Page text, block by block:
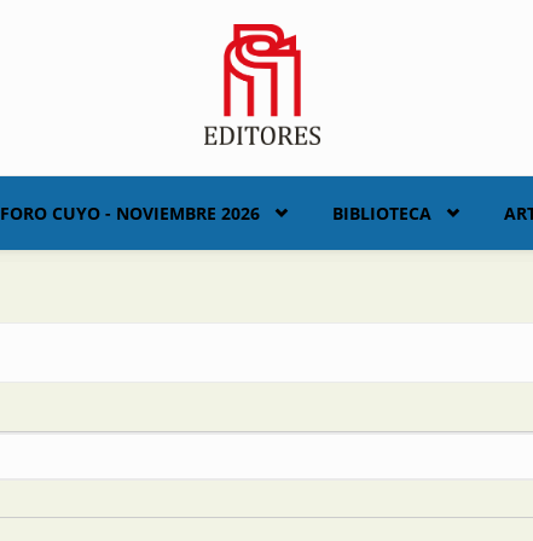
FORO CUYO - NOVIEMBRE 2026 BIBLIOTECA